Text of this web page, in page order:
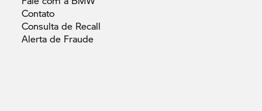
Contato
Consulta de Recall
Alerta de Fraude